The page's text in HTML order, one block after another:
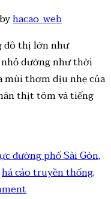
byhacao_web
đô thị lớn như
nhỏ dường như thời
mùi thơm dịu nhẹ của
thịt tôm và tiếng
đường phố Sài Gòn,
há cảo truyền thống,